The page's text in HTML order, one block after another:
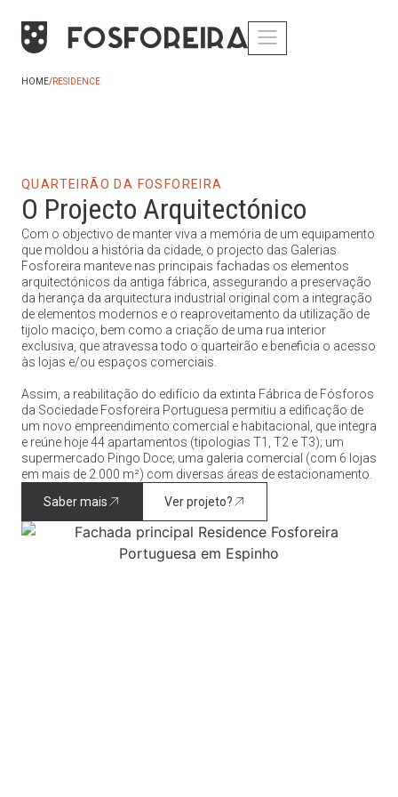
HOME/RESIDENCE
QUARTEIRÃO DA FOSFOREIRA
O Projecto Arquitectónico
Com o objectivo de manter viva a memória de um equipamento
que moldou a história da cidade, o projecto das Galerias
Fosforeira manteve nas principais fachadas os elementos
arquitectónicos da antiga fábrica, assegurando a preservação
da herança da arquitectura industrial original com a integração
de elementos modernos e o reaproveitamento da utilização de
tijolo maciço, bem como a criação de uma rua interior
exclusiva, que atravessa todo o quarteirão e beneficia o acesso
às lojas e/ou espaços comerciais.
Assim, a reabilitação do edifício da extinta Fábrica de Fósforos
da Sociedade Fosforeira Portuguesa permitiu a edificação de
um novo empreendimento comercial e habitacional, que integra
e reúne hoje 44 apartamentos (tipologias T1, T2 e T3); um
supermercado Pingo Doce; uma galeria comercial (com 6 lojas
em mais de 2.000 m²) com diversas áreas de estacionamento.
Saber mais
Ver projeto?